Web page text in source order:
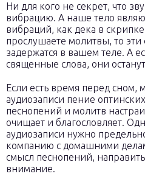
Ни для кого не секрет, что
вибрацию. А наше тело
вибраций, как дека в
прослушаете молитвы, то
задержатся в вашем теле. А
священные слова, они
Если есть время перед сном,
аудиозаписи пение
песнопений и молитв
очищает и благословляет.
аудиозаписи нужно
компанию с домашними
смысл песнопений, направить
внимание.